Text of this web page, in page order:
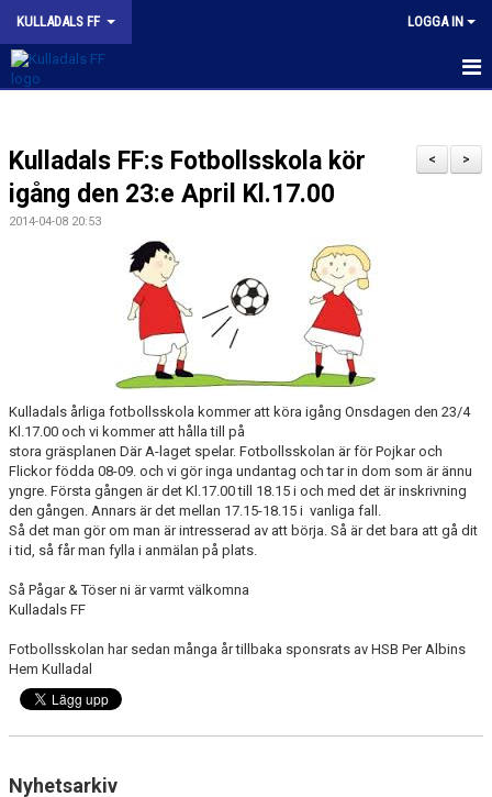
KULLADALS FF LOGGA IN
OM KLUBBEN
NYHETER
INFORMATION MED POLICY
MATCHER
INBETALNING
PROFILKLÄDER
KFF FACEBOOK
>
<
Kulladals FF:s Fotbollsskola kör
igång den 23:e April Kl.17.00
2014-04-08 20:53
Kulladals årliga fotbollsskola kommer att köra igång Onsdagen den 23/4
Kl.17.00 och vi kommer att hålla till på
stora gräsplanen Där A-laget spelar. Fotbollsskolan är för Pojkar och
Flickor födda 08-09. och vi gör inga undantag och tar in dom som är ännu
yngre. Första gången är det Kl.17.00 till 18.15 i och med det är inskrivning
den gången. Annars är det mellan 17.15-18.15 i vanliga fall.
Så det man gör om man är intresserad av att börja. Så är det bara att gå dit
i tid, så får man fylla i anmälan på plats.
Så Pågar & Töser ni är varmt välkomna
Kulladals FF
Fotbollsskolan har sedan många år tillbaka sponsrats av HSB Per Albins
Hem Kulladal
Nyhetsarkiv